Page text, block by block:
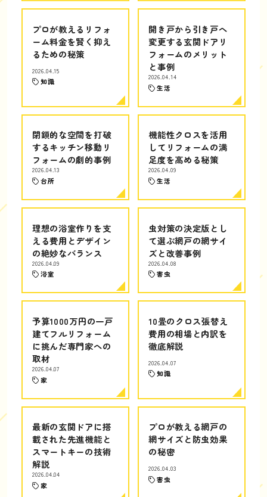
プロが教えるリフォ
ーム料金を賢く抑え
るための秘策
2026.04.15
知識
開き戸から引き戸へ
変更する玄関ドアリ
フォームのメリット
と事例
2026.04.14
生活
閉鎖的な空間を打破
するキッチン移動リ
フォームの劇的事例
2026.04.13
台所
機能性クロスを活用
してリフォームの満
足度を高める秘策
2026.04.09
生活
理想の浴室作りを支
える費用とデザイン
の絶妙なバランス
2026.04.09
浴室
虫対策の決定版とし
て選ぶ網戸の網サイ
ズと改善事例
2026.04.08
害虫
予算1000万円の一戸
建てフルリフォーム
に挑んだ専門家への
取材
2026.04.07
家
10畳のクロス張替え
費用の相場と内訳を
徹底解説
2026.04.07
知識
最新の玄関ドアに搭
載された先進機能と
スマートキーの技術
解説
2026.04.04
家
プロが教える網戸の
網サイズと防虫効果
の秘密
2026.04.03
害虫